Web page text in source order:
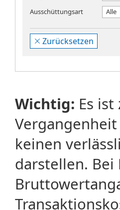
Ausschüttungsart
Alle
Zurücksetzen
Wichtig: Es
keinen
darstellen. Bei